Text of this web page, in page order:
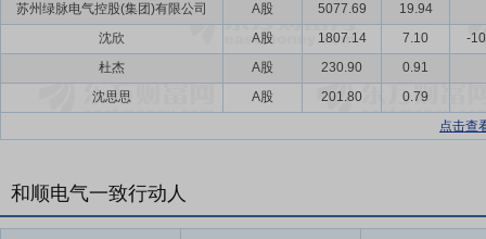
苏州绿脉电气控股(集团)有限公司
A股 5077.69
19.94
沈欣
A股 1807.14 7.10
-
杜杰
A股 230.90
0.91
沈思思
A股 201.80
0.79
点击查
和顺电气一致行动人